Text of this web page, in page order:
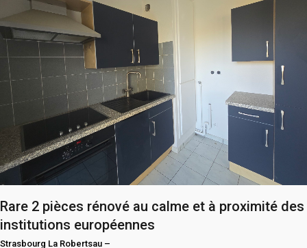
Rare 2 pièces rénové au calme et à proximité des
institutions européennes
Strasbourg La Robertsau –